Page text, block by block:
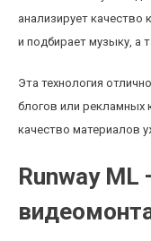
анализирует
и подбирает музыку, а
Эта технология
блогов или рекламных
качество материалов
Runway ML